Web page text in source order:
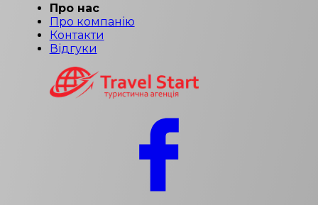
Про нас
Про компанію
Контакти
Відгуки